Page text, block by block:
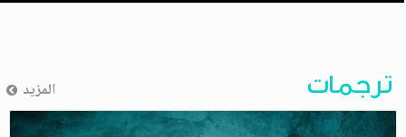
ترجمات المزيد